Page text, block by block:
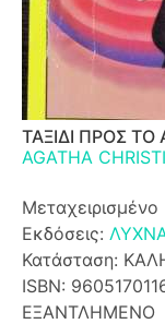
ΤΑΞΙΔΙ ΠΡΟΣ
AGATHA
Μεταχειρισμένο
Εκδόσεις:
Κατάσταση:
ISBN:
ΕΞΑΝΤΛΗΜΕΝΟ